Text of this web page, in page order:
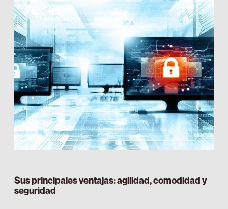
Sus principales ventajas: agilidad, comodidad y
seguridad